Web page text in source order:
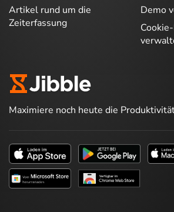
Artikel rund um die
Zeiterfassung
Demo
Maximiere noch heute die